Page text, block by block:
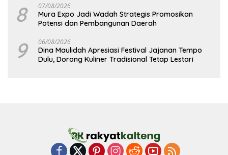
8 07/08/2026
Mura Expo Jadi Wadah Strategis Promosikan
Potensi dan Pembangunan Daerah
9 06/08/2026
Dina Maulidah Apresiasi Festival Jajanan Tempo
Dulu, Dorong Kuliner Tradisional Tetap Lestari